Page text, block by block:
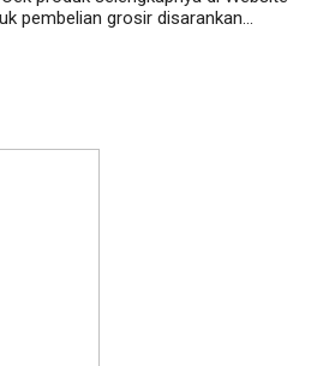
pembelian grosir disarankan…